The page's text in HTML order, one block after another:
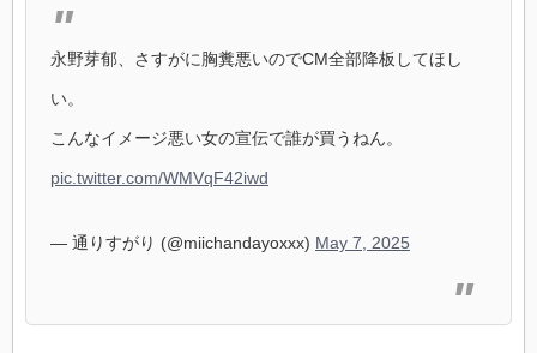
永野芽郁、さすがに胸糞悪いのでCM全部降板してほし
い。
こんなイメージ悪い女の宣伝で誰が買うねん。
pic.twitter.com/WMVqF42iwd
— 通りすがり (@miichandayoxxx) May 7, 2025